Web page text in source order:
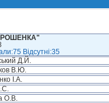
Відсутні:35
Д.Й.
В.Ю.
І.А.
О.В.